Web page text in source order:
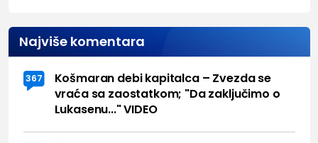
Najviše komentara
367
Košmaran debi kapitalca – Zvezda se
vraća sa zaostatkom; "Da zaključimo o
Lukasenu..." VIDEO